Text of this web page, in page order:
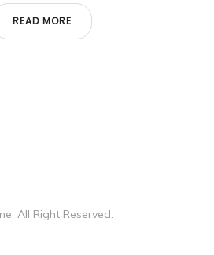
READ MORE
All Right Reserved.